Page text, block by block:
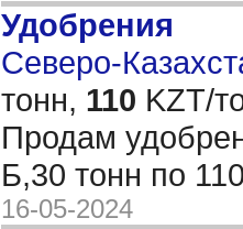
Удобрения
Северо-
тонн, 110 KZT/
Продам
Б,30 тонн по
16-05-2024